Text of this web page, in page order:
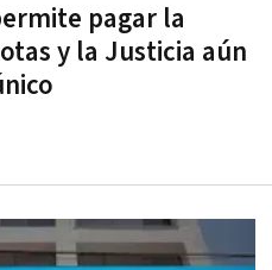
pagar la
y la Justicia aún